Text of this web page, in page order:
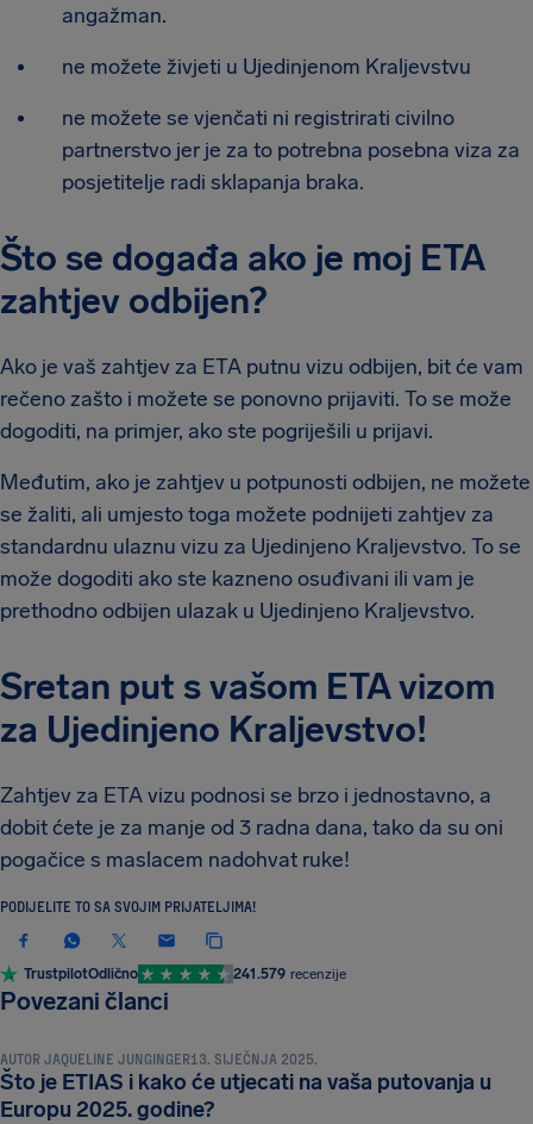
angažman.
ne možete živjeti u Ujedinjenom Kraljevstvu
ne možete se vjenčati ni registrirati civilno
partnerstvo jer je za to potrebna posebna viza za
posjetitelje radi sklapanja braka.
Što se događa ako je moj ETA
zahtjev odbijen?
Ako je vaš zahtjev za ETA putnu vizu odbijen, bit će vam
rečeno zašto i možete se ponovno prijaviti. To se može
dogoditi, na primjer, ako ste pogriješili u prijavi.
Međutim, ako je zahtjev u potpunosti odbijen, ne možete
se žaliti, ali umjesto toga možete podnijeti zahtjev za
standardnu ulaznu vizu za Ujedinjeno Kraljevstvo. To se
može dogoditi ako ste kazneno osuđivani ili vam je
prethodno odbijen ulazak u Ujedinjeno Kraljevstvo.
Sretan put s vašom ETA vizom
za Ujedinjeno Kraljevstvo!
Zahtjev za ETA vizu podnosi se brzo i jednostavno, a
dobit ćete je za manje od 3 radna dana, tako da su oni
pogačice s maslacem nadohvat ruke!
PODIJELITE TO SA SVOJIM PRIJATELJIMA!
TrustpilotOdlično 241.579 recenzije
Povezani članci
PUTNI DOKUMENTI I PRAVILA
AUTOR JAQUELINE JUNGINGER13. SIJEČNJA 2025.
Što je ETIAS i kako će utjecati na vaša putovanja u
Europu 2025. godine?